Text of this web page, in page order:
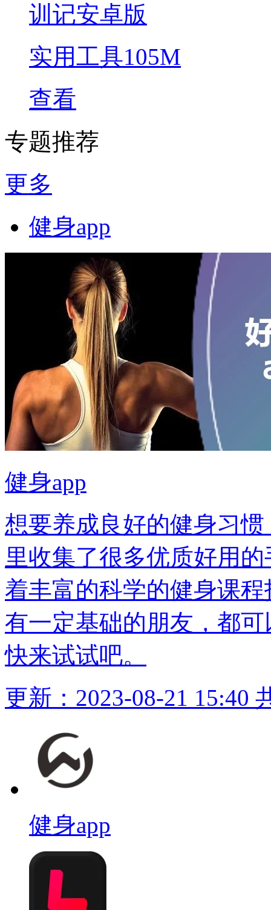
训记安卓版
实用工具105M
查看
专题推荐
更多
健身app
健身app
想要养成良好的健身习
里收集了很多优质好用
着丰富的科学的健身课
有一定基础的朋友，都
快来试试吧。
更新：2023-08-21 15:40
健身app